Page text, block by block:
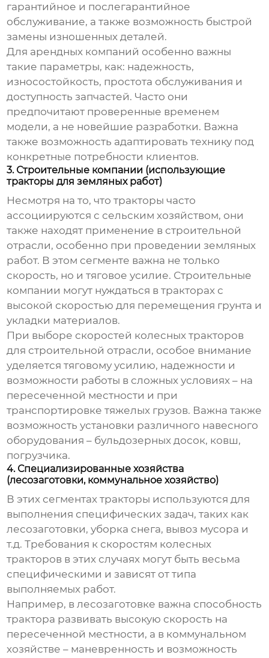
гарантийное и послегарантийное
обслуживание, а также возможность быстрой
замены изношенных деталей.
Для арендных компаний особенно важны
такие параметры, как: надежность,
износостойкость, простота обслуживания и
доступность запчастей. Часто они
предпочитают проверенные временем
модели, а не новейшие разработки. Важна
также возможность адаптировать технику под
конкретные потребности клиентов.
3. Строительные компании (использующие
тракторы для земляных работ)
Несмотря на то, что тракторы часто
ассоциируются с сельским хозяйством, они
также находят применение в строительной
отрасли, особенно при проведении земляных
работ. В этом сегменте важна не только
скорость, но и тяговое усилие. Строительные
компании могут нуждаться в тракторах с
высокой скоростью для перемещения грунта и
укладки материалов.
При выборе скоростей колесных тракторов
для строительной отрасли, особое внимание
уделяется тяговому усилию, надежности и
возможности работы в сложных условиях – на
пересеченной местности и при
транспортировке тяжелых грузов. Важна также
возможность установки различного навесного
оборудования – бульдозерных досок, ковш,
погрузчика.
4. Специализированные хозяйства
(лесозаготовки, коммунальное хозяйство)
В этих сегментах тракторы используются для
выполнения специфических задач, таких как
лесозаготовки, уборка снега, вывоз мусора и
т.д. Требования к скоростям колесных
тракторов в этих случаях могут быть весьма
специфическими и зависят от типа
выполняемых работ.
Например, в лесозаготовке важна способность
трактора развивать высокую скорость на
пересеченной местности, а в коммунальном
хозяйстве – маневренность и возможность